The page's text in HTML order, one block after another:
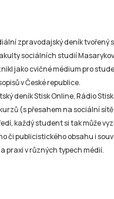
zpravodajský deník tvořený
sociálních studií
jako cvičné médium pro
v České republice.
deník Stisk Online, Rádio
(s přesahem na sociální
každý student si tak může
či publicistického obsahu i
praxi v různých typech médií.